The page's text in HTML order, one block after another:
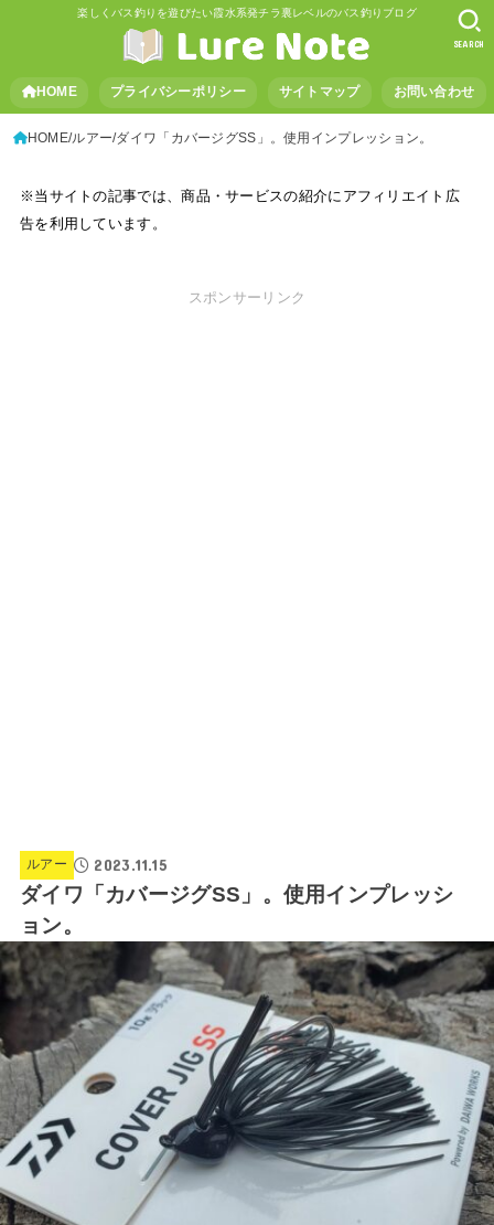
楽しくバス釣りを遊びたい霞水系発チラ裏レベルのバス釣りブログ
HOME プライバシーポリシー サイトマップ お問い合わせ
SEARCH
HOME ルアー ダイワ「カバージグSS」。使用インプレッション。
※当サイトの記事では、商品・サービスの紹介にアフィリエイト広
告を利用しています。
スポンサーリンク
ルアー 2023.11.15
ダイワ「カバージグSS」。使用インプレッシ
ョン。